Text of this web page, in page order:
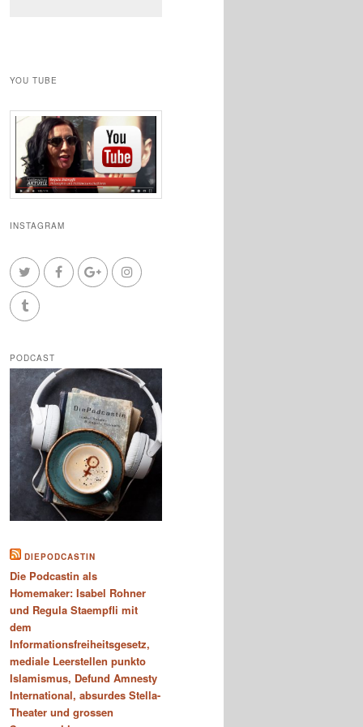
YOU TUBE
INSTAGRAM
PODCAST
DIEPODCASTIN
Die Podcastin als
Homemaker: Isabel Rohner
und Regula Staempfli mit
dem
Informationsfreiheitsgesetz,
mediale Leerstellen punkto
Islamismus, Defund Amnesty
International, absurdes Stella-
Theater und grossen